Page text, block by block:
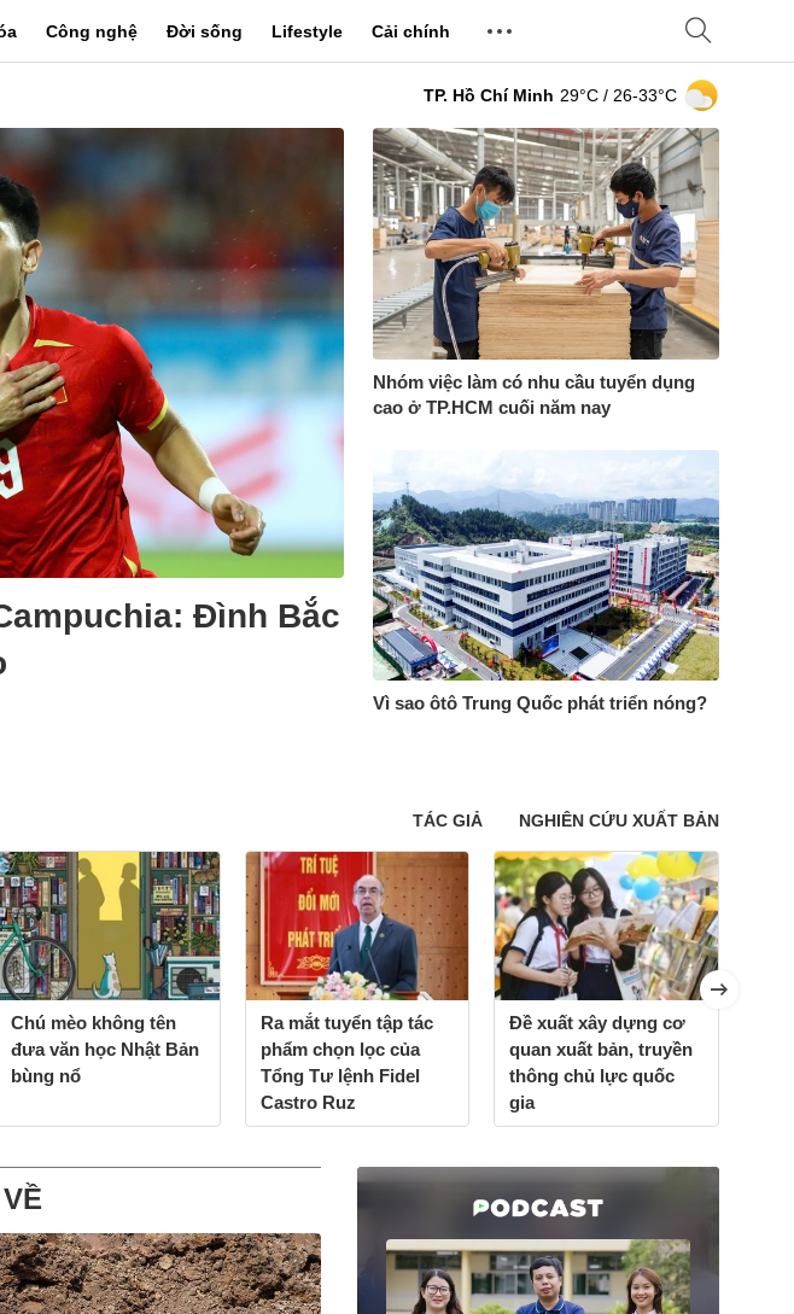
Công nghệ Đời sống Lifestyle Cải chính
TP. Hồ Chí Minh 29°C / 26-33°C
Đình Bắc
Nhóm việc làm có nhu cầu tuyển dụng
cao ở TP.HCM cuối năm nay
Vì sao ôtô Trung Quốc phát triển nóng?
TÁC GIẢ NGHIÊN CỨU XUẤT BẢN
Chú mèo không tên
đưa văn học Nhật Bản
bùng nổ
Ra mắt tuyển tập tác
phẩm chọn lọc của
Tổng Tư lệnh Fidel
Castro Ruz
Đề xuất xây dựng cơ
quan xuất bản, truyền
thông chủ lực quốc
gia